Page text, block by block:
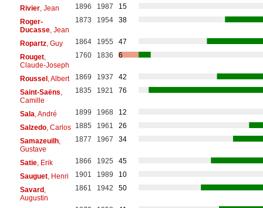
Rivier, Jean 1896 1987
15
Roger-
Ducasse, Jean
1873 1954 38
Ropartz, Guy 1864 1955
47
Rouget,
Claude-Joseph
1760 1836 6
Roussel, Albert 1869 1937
42
Saint-Saëns
Camille
1835 1921 76
Sala , André 1899 1968
12
Salzedo, Carlos 1885 1961
26
Samazeuilh,
Gustave
1877 1967 34
Satie, Erik 1866 1925
45
Sauguet, Henri 1901 1989
10
Savard,
Augustin
1861 1942 50